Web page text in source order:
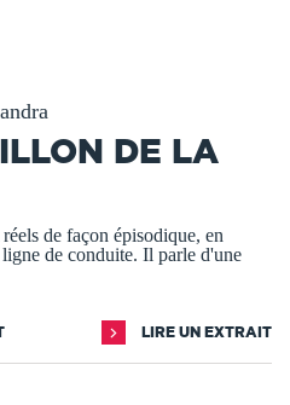
DE LA
de façon épisodique, en
de conduite. Il parle d'une
LIRE UN EXTRAIT